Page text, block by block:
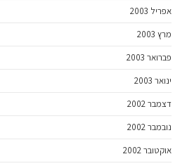
אפריל 2003
מרץ 2003
פברואר 2003
ינואר 2003
דצמבר 2002
נובמבר 2002
אוקטובר 2002